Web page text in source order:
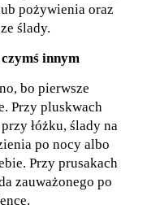
pożywienia oraz
ślady.
innym
bo pierwsze
Przy pluskwach
łóżku, ślady na
po nocy albo
Przy prusakach
zauważonego po